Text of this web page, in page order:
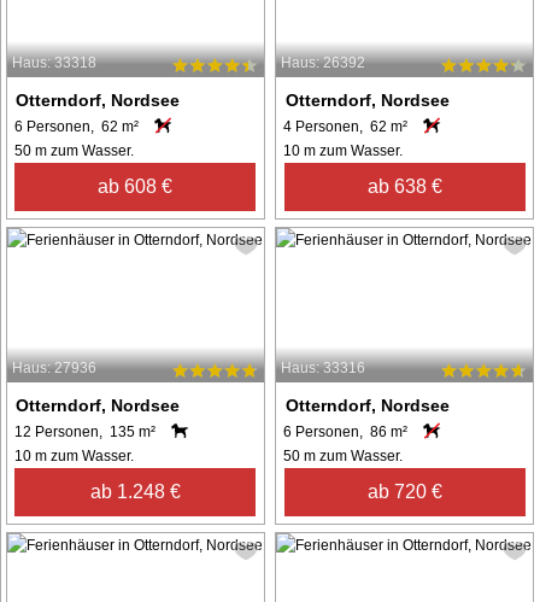
Haus: 33318
Otterndorf, Nordsee
6 Personen, 62 m²
50 m zum Wasser.
ab 608 €
Haus: 26392
Otterndorf, Nordsee
4 Personen, 62 m²
10 m zum Wasser.
ab 638 €
Haus: 27936
Otterndorf, Nordsee
12 Personen, 135 m²
10 m zum Wasser.
ab 1.248 €
Haus: 33316
Otterndorf, Nordsee
6 Personen, 86 m²
50 m zum Wasser.
ab 720 €